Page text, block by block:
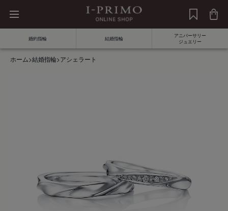
婚約指輪 結婚指輪
アニバーサリー
ジュエリー
ホーム>結婚指輪>アシェラート